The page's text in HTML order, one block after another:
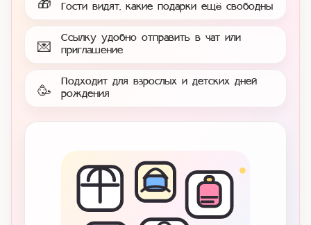
🎁 Гости видят, какие подарки ещё свободны
💌
Ссылку удобно отправить в чат или
приглашение
🥳
Подходит для взрослых и детских дней
рождения